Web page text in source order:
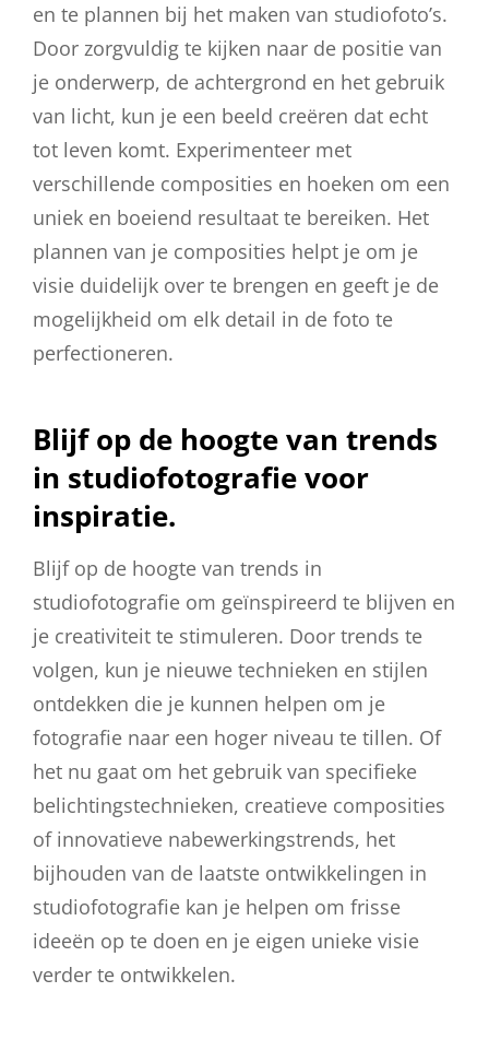
en te plannen bij het maken van studiofoto’s.
Door zorgvuldig te kijken naar de positie van
je onderwerp, de achtergrond en het gebruik
van licht, kun je een beeld creëren dat echt
tot leven komt. Experimenteer met
verschillende composities en hoeken om een
uniek en boeiend resultaat te bereiken. Het
plannen van je composities helpt je om je
visie duidelijk over te brengen en geeft je de
mogelijkheid om elk detail in de foto te
perfectioneren.
Blijf op de hoogte van trends
in studiofotografie voor
inspiratie.
Blijf op de hoogte van trends in
studiofotografie om geïnspireerd te blijven en
je creativiteit te stimuleren. Door trends te
volgen, kun je nieuwe technieken en stijlen
ontdekken die je kunnen helpen om je
fotografie naar een hoger niveau te tillen. Of
het nu gaat om het gebruik van specifieke
belichtingstechnieken, creatieve composities
of innovatieve nabewerkingstrends, het
bijhouden van de laatste ontwikkelingen in
studiofotografie kan je helpen om frisse
ideeën op te doen en je eigen unieke visie
verder te ontwikkelen.